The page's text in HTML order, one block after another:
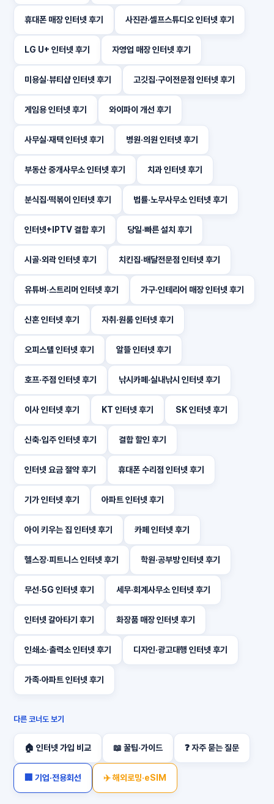
휴대폰 매장 인터넷 후기 사진관·셀프스튜디오 인터넷 후기
LG U+ 인터넷 후기 자영업 매장 인터넷 후기
미용실·뷰티샵 인터넷 후기 고깃집·구이전문점 인터넷 후기
게임용 인터넷 후기 와이파이 개선 후기
사무실·재택 인터넷 후기 병원·의원 인터넷 후기
부동산 중개사무소 인터넷 후기 치과 인터넷 후기
분식집·떡볶이 인터넷 후기 법률·노무사무소 인터넷 후기
인터넷+IPTV 결합 후기 당일·빠른 설치 후기
시골·외곽 인터넷 후기 치킨집·배달전문점 인터넷 후기
유튜버·스트리머 인터넷 후기 가구·인테리어 매장 인터넷 후기
신혼 인터넷 후기 자취·원룸 인터넷 후기
오피스텔 인터넷 후기 알뜰 인터넷 후기
호프·주점 인터넷 후기 낚시카페·실내낚시 인터넷 후기
이사 인터넷 후기 KT 인터넷 후기 SK 인터넷 후기
신축·입주 인터넷 후기 결합 할인 후기
인터넷 요금 절약 후기 휴대폰 수리점 인터넷 후기
기가 인터넷 후기 아파트 인터넷 후기
아이 키우는 집 인터넷 후기 카페 인터넷 후기
헬스장·피트니스 인터넷 후기 학원·공부방 인터넷 후기
무선·5G 인터넷 후기 세무·회계사무소 인터넷 후기
인터넷 갈아타기 후기 화장품 매장 인터넷 후기
인쇄소·출력소 인터넷 후기 디자인·광고대행 인터넷 후기
가족·아파트 인터넷 후기
다른 코너도 보기
🏠 인터넷 가입 비교 📖 꿀팁·가이드 ❓ 자주 묻는 질문
🏢 기업·전용회선 ✈️ 해외로밍·eSIM